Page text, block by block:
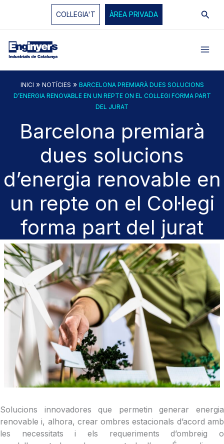
COL·LEGIA'T ÀREA PRIVADA
INICI » NOTÍCIES » BARCELONA PREMIARÀ DUES SOLUCIONS
D’ENERGIA RENOVABLE EN UN REPTE ON EL COL·LEGI FORMA PART
DEL JURAT
Barcelona premiarà
dues solucions
d’energia renovable en
un repte on el Col·legi
forma part del jurat
Solucions innovadores que permetin generar energia
renovable i, alhora, crear ombres estacionals d’acord amb
les necessitats i els requeriments d’ombreig o